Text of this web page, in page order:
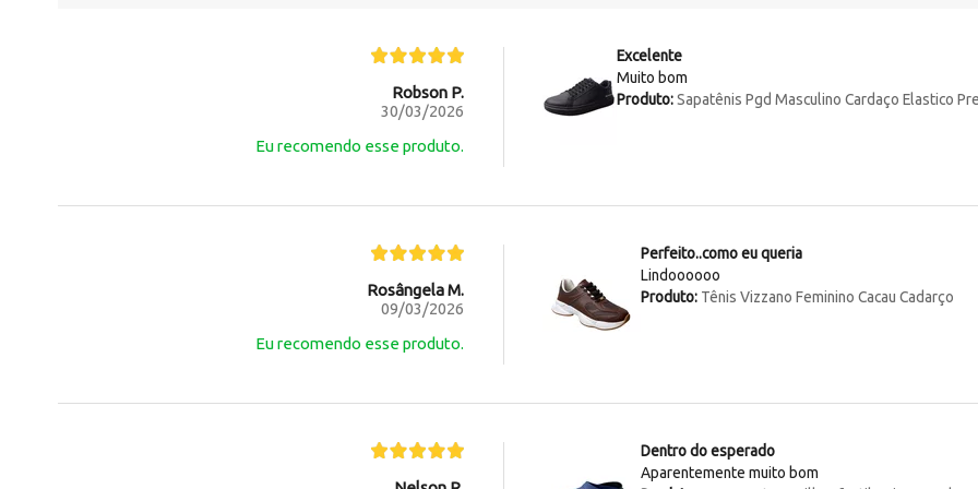
Robson P.
30/03/2026
Eu recomendo esse produto.
Excelente
Muito bom
Produto:Sapatênis Pgd Masculino Cardaço Elastico
Rosângela M.
09/03/2026
Eu recomendo esse produto.
Perfeito..como eu queria
Lindoooooo
Produto: Tênis Vizzano Feminino Cacau Cadarço
Dentro do esperado
Aparentemente muito bom